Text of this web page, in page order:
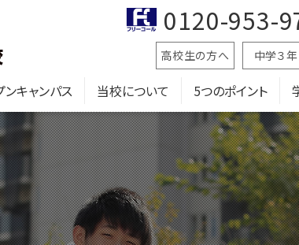
ンキャンパス 当校について 5つのポイント
高校生の方へ 中学３
0120-953-